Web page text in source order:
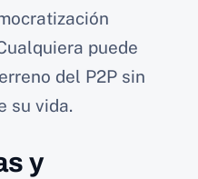
puede
del P2P sin
su vida.
y